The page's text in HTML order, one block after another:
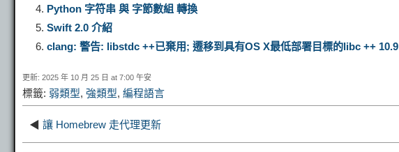
L
n
k
g
a
m
Python 字符串 與 字節數組 轉換
Swift 2.0 介紹
clang: 警告: libstdc ++已棄用; 遷移到具有OS X最低部署目標的libc ++ 10.9
更新: 2025 年 10 月 25 日 at 7:00 午安
標籤: 弱類型, 強類型, 編程語言
◀ 讓 Homebrew 走代理更新